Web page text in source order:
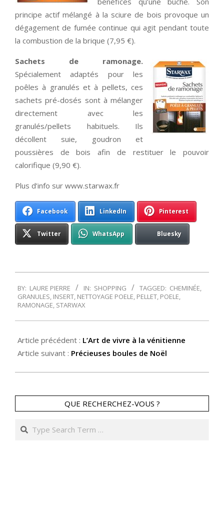
principe actif mélangé à la sciure de bois provoque un
dégagement de fumée continue qui agit pendant toute
la combustion de la brique (7,95 €).
Sachets de ramonage.
Spécialement adaptés pour les
poêles à granulés et à pellets, ces
sachets pré-dosés sont à mélanger
directement avec les
granulés/pellets habituels. Ils
décollent suie, goudron et
poussières de bois afin de restituer le pouvoir
calorifique (9,90 €).
Plus d’info sur www.starwax.fr
Facebook LinkedIn Pinterest
Twitter WhatsApp Bluesky
11-
09
BY: LAURE PIERRE IN: SHOPPING TAGGED: CHEMINÉE,
GRANULES, INSERT, NETTOYAGE POELE, PELLET, POELE,
RAMONAGE, STARWAX
Article précédent : L’Art de vivre à la vénitienne
Article suivant : Précieuses boules de Noël
QUE RECHERCHEZ-VOUS ?
Search